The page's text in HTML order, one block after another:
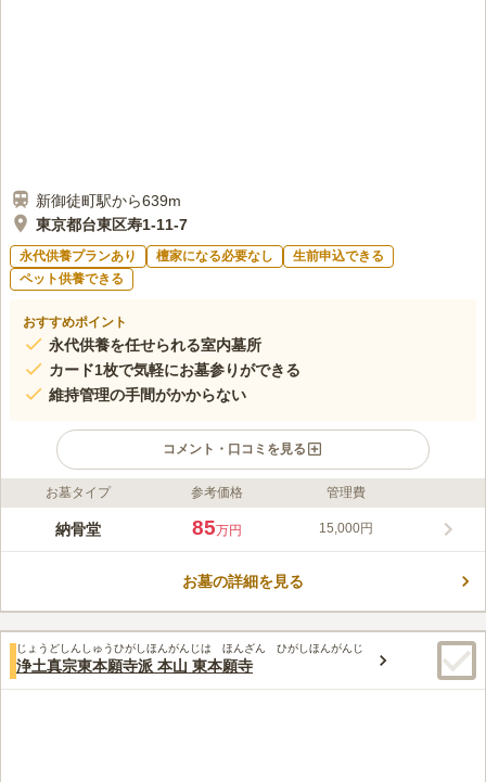
新御徒町駅から639m
東京都台東区寿1-11-7
永代供養プランあり 檀家になる必要なし
生前申込できる
ペット供養できる
おすすめポイント
永代供養を任せられる室内墓所
カード1枚で気軽にお墓参りができる
維持管理の手間がかからない
コメント・口コミを見る
ライフドット編集部のコメント
2018年にグランドオープンした、下町に佇む本堂一体型の納骨
も優れているので安心です。
口コミ評価
みんなの評価
4.3 口コミ6件
40代女性
最寄り駅からあるいていくあいだに、ひつようなものはそろう
お墓タイプ 参考価格 管理費
納骨堂 85万円 15,000円
お墓の詳細を見る
じょうどしんしゅうひがしほんがんじは ほんざん ひがしほんがんじ
浄土真宗東本願寺派 本山 東本願寺